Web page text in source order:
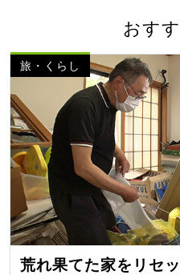
おす
旅・くらし
荒れ果てた家をリセ